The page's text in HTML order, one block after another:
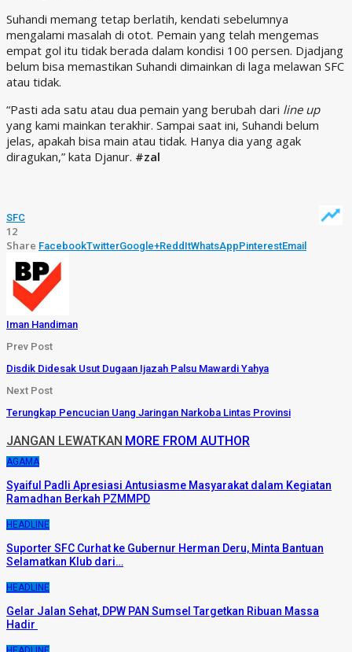
Suhandi memang tetap berlatih, kendati sebelumnya
mengalami masalah di otot. Pemain yang telah mengemas
empat gol itu tidak berada dalam kondisi 100 persen. Djadjang
belum bisa memastikan Suhandi dimainkan di laga melawan SFC
atau tidak.
“Pasti ada satu atau dua pemain yang berubah dari line up
yang kami mainkan terakhir. Sampai saat ini, Suhandi belum
jelas, apakah bisa main atau tidak. Hanya dia yang agak
diragukan,” kata Djanur. #zal
SFC
12
Share FacebookTwitterGoogle+ReddItWhatsAppPinterestEmail
Iman Handiman
Prev Post
Disdik Didesak Usut Dugaan Ijazah Palsu Mawardi Yahya
Next Post
Terungkap Pencucian Uang Jaringan Narkoba Lintas Provinsi
JANGAN LEWATKAN MORE FROM AUTHOR
AGAMA
Syaiful Padli Apresiasi Antusiasme Masyarakat dalam Kegiatan
Ramadhan Berkah PZMMPD
HEADLINE
Suporter SFC Curhat ke Gubernur Herman Deru, Minta Bantuan
Selamatkan Klub dari…
HEADLINE
Gelar Jalan Sehat, DPW PAN Sumsel Targetkan Ribuan Massa
Hadir